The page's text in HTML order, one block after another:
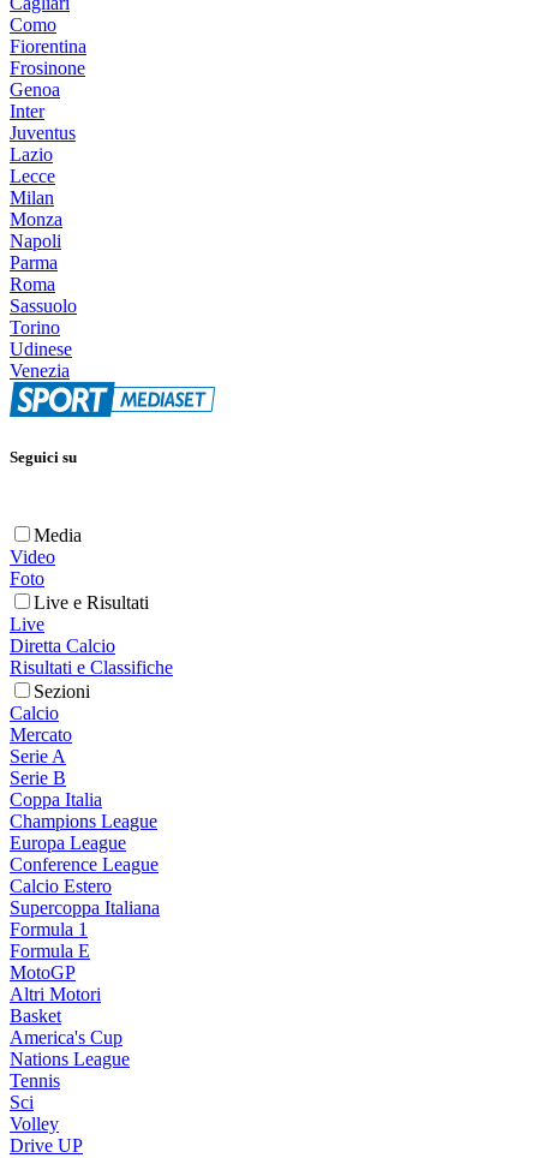
Como
Fiorentina
Frosinone
Genoa
Inter
Juventus
Lazio
Lecce
Milan
Monza
Napoli
Parma
Roma
Sassuolo
Torino
Udinese
Venezia
Seguici su
Media
Video
Foto
Live e Risultati
Live
Diretta Calcio
Risultati e Classifiche
Sezioni
Calcio
Mercato
Serie A
Serie B
Coppa Italia
Champions League
Europa League
Conference League
Calcio Estero
Supercoppa Italiana
Formula 1
Formula E
MotoGP
Altri Motori
Basket
America's Cup
Nations League
Tennis
Sci
Volley
Drive UP